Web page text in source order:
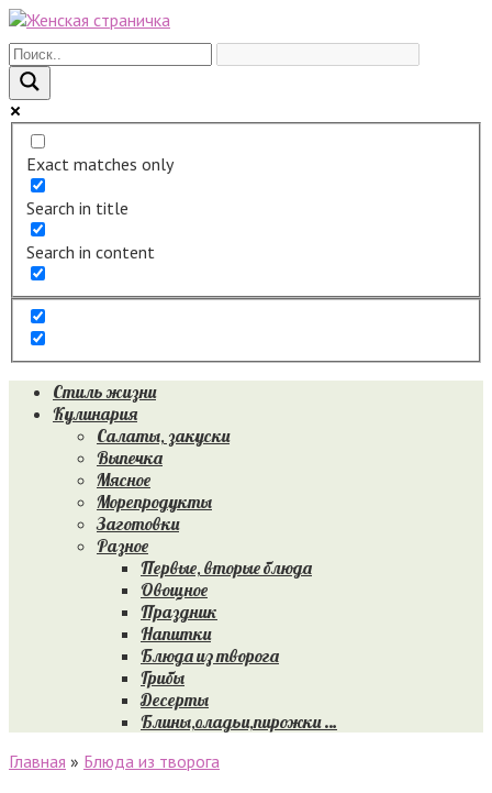
Перейти
к
контенту
Exact matches only
Search in title
Search in content
Стиль жизни
Кулинария
Салаты, закуски
Выпечка
Мясное
Морепродукты
Заготовки
Разное
Первые, вторые блюда
Овощное
Праздник
Напитки
Блюда из творога
Грибы
Десерты
Блины,оладьи,пирожки …
Главная » Блюда из творога